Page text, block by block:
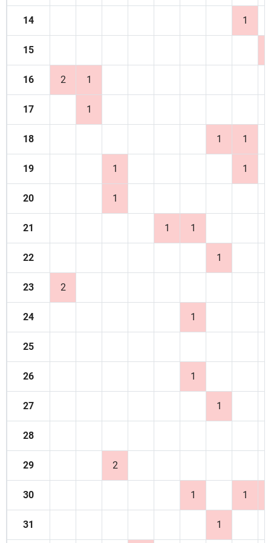
14 1
15
16 2 1
17 1
18 1 1
19 1 1
20 1
21 1 1
22 1
23 2
24 1
25
26 1
27 1
28
29 2
30 1 1
31 1